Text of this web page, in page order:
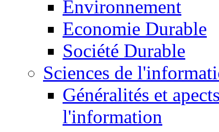
Environnement
Economie Durable
Société Durable
Sciences de
Généralités et
l'information